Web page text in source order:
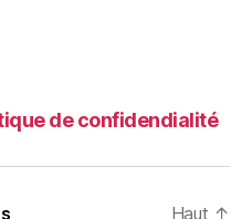
de confidendialité
Haut ↑